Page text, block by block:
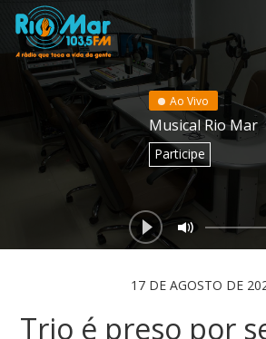
Ao Vivo
Musical Rio Mar
Participe
17 DE AGOSTO DE
Trio é preso por